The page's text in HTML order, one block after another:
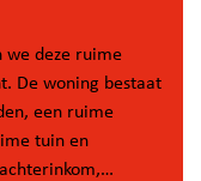
we deze ruime
De woning bestaat
een ruime
tuin en